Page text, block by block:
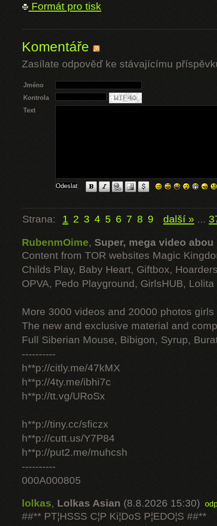
Formát pro tisk
Komentáře
Zasílate odpověď ke stávajícímu
Jméno
Kontrola
Text
Strana: 1 2 3 4 5 6 7 8 9 další » ...
RubenmOime, Super, mega video abou
Content from TOR websites Magic
Childs Play, Baby Heart, Giftbox,
OPVA, Pedo Playground, GirlsHUB, Lolita
More 3000 videos and 20000 photos
The new and exclusive material and
Full Siberian Mouse, Bibigon, Syrup,
----------
h**p://citly.me/47kMX
h**p://4ty.me/ibhi7c
h**p://tt.vg/URoSx
h**p://tiny.cc/sficzx
h**p://cutt.us/Y7P84
h**p://put2.me/muhcsh
----------
000A000805
lolkas,Lolkas Asian (8.8.2026 15:30)
##** PT¦HSSS C¦P Ki¦DoS P¦EDO¦S ##**